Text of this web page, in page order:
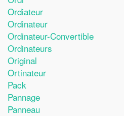
Ordiateur
Ordinateur
Ordinateur-Convertible
Ordinateurs
Original
Ortinateur
Pack
Pannage
Panneau